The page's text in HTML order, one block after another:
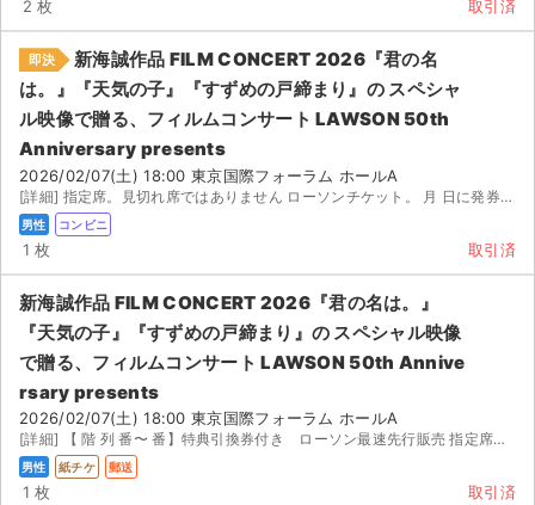
2 枚 取引済
即決
新海誠作品 FILM CONCERT 2026『君の名
は。』『天気の子』『すずめの戸締まり』の スペシャ
ル映像で贈る、フィルムコンサート LAWSON 50th
Anniversary presents
2026/02/07(土) 18:00 東京国際フォーラム ホールA
[詳細] 指定席。見切れ席ではありません ローソンチケット。 月 日に発券に必要な番号をお知らせします。
男性 コンビニ
1 枚 取引済
新海誠作品 FILM CONCERT 2026『君の名は。』
『天気の子』『すずめの戸締まり』の スペシャル映像
で贈る、フィルムコンサート LAWSON 50th Annive
rsary presents
2026/02/07(土) 18:00 東京国際フォーラム ホールA
[詳細] 【 階 列 番〜 番】特典引換券付き ローソン最速先行販売 指定席です。 階 列 ...
男性 紙チケ 郵送
1 枚 取引済